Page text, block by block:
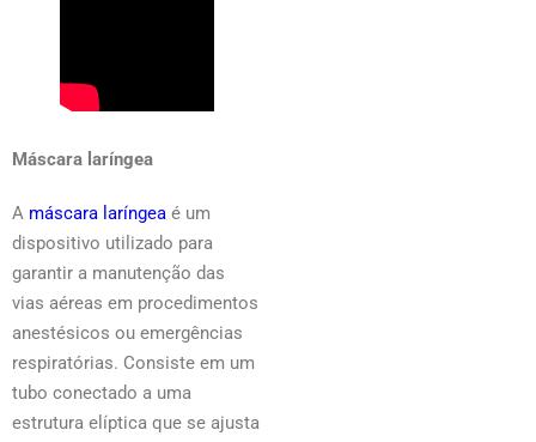
Máscara laríngea
A máscara laríngea é um
dispositivo utilizado para
garantir a manutenção das
vias aéreas em procedimentos
anestésicos ou emergências
respiratórias. Consiste em um
tubo conectado a uma
estrutura elíptica que se ajusta